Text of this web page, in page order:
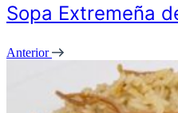
Sopa Extremeña
Anterior